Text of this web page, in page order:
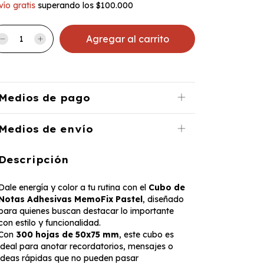
gratis superando los $100.000
de pago
de envío
energía y color a tu rutina con el Cubo de
Adhesivas MemoFix Pastel, diseñado
quienes buscan destacar lo importante
estilo y funcionalidad.
300 hojas de 50x75 mm, este cubo es
para anotar recordatorios, mensajes o
rápidas que no pueden pasar